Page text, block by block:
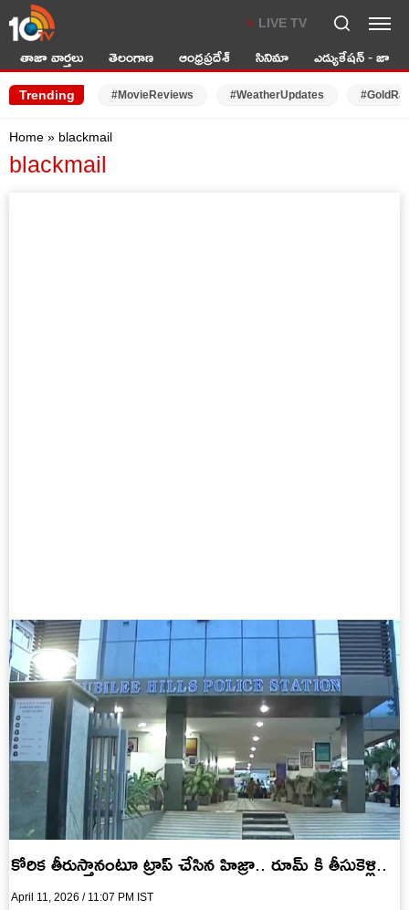
LIVE TV
తాజా వార్తలు తెలంగాణ ఆంధ్రప్రదేశ్ సినిమా ఎడ్యుకేషన్ - జాబ్స్
Trending #MovieReviews #WeatherUpdates
Home » blackmail
blackmail
కోరిక తీరుస్తానంటూ ట్రాప్ చేసిన హిజ్రా.. రూమ్ కి తీసుకెళ్లి..
April 11, 2026 / 11:07 PM IST